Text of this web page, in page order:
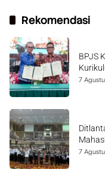
Rekomendasi
BPJS
7
7